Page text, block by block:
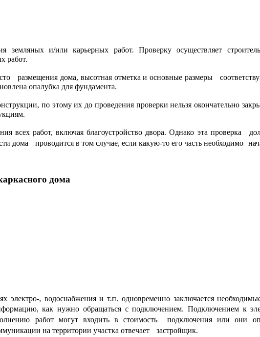
земляных и/или карьерных работ. Проверку осуществляет
работ.
размещения дома, высотная отметка и основные размеры
опалубка для фундамента.
по этому их до проведения проверки нельзя окончательно
всех работ, включая благоустройство двора. Однако эта проверка
дома проводится в том случае, если какую-то его часть необходимо
дома
электро-, водоснабжения и т.п. одновременно заключается
как нужно обращаться с подключением. Подключением к
работ могут входить в стоимость подключения или они
на территории участка отвечает застройщик.